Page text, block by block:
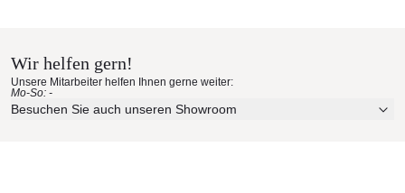
Hersteller:
Vondom
Erleben Sie unsere Stoffe und Materialien ganz in Ruhe in
Ihren eigenen vier Wänden.
Aktuelle Originalstoffe des Herstellers
Wir helfen gern!
Unsere Mitarbeiter helfen Ihnen gerne weiter:
Mo-So: -
Besuchen Sie auch unseren Showroom